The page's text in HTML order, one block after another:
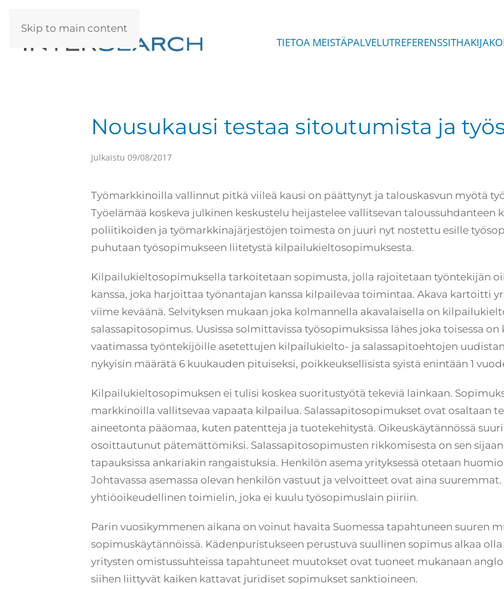
Skip to main content
TIETOA MEISTÄPALVELUTREFERENSSIT
Nousukausi testaa sitoutumista ja
Julkaistu 09/08/2017
Työmarkkinoilla vallinnut pitkä viileä kausi on päättynyt ja talouskasvun myötä
Työelämää koskeva julkinen keskustelu heijastelee vallitsevan taloussuhdanteen
poliitikoiden ja työmarkkinajärjestöjen toimesta on juuri nyt nostettu esille
puhutaan työsopimukseen liitetystä kilpailukieltosopimuksesta.
Kilpailukieltosopimuksella tarkoitetaan sopimusta, jolla rajoitetaan työntekijän
kanssa, joka harjoittaa työnantajan kanssa kilpailevaa toimintaa. Akava kartoitti
viime keväänä. Selvityksen mukaan joka kolmannella akavalaisella on
salassapitosopimus. Uusissa solmittavissa työsopimuksissa lähes joka toisessa
vaatimassa työntekijöille asetettujen kilpailukielto- ja salassapitoehtojen
nykyisin määrätä 6 kuukauden pituiseksi, poikkeuksellisista syistä enintään 1
Kilpailukieltosopimuksen ei tulisi koskea suoritustyötä tekeviä lainkaan.
markkinoilla vallitsevaa vapaata kilpailua. Salassapitosopimukset ovat osaltaan
aineetonta pääomaa, kuten patentteja ja tuotekehitystä. Oikeuskäytännössä
osoittautunut pätemättömiksi. Salassapitosopimusten rikkomisesta on sen
tapauksissa ankariakin rangaistuksia. Henkilön asema yrityksessä otetaan
Johtavassa asemassa olevan henkilön vastuut ja velvoitteet ovat aina
yhtiöoikeudellinen toimielin, joka ei kuulu työsopimuslain piiriin.
Parin vuosikymmenen aikana on voinut havaita Suomessa tapahtuneen suuren
sopimuskäytännöissä. Kädenpuristukseen perustuva suullinen sopimus alkaa
yritysten omistussuhteissa tapahtuneet muutokset ovat tuoneet mukanaan
siihen liittyvät kaiken kattavat juridiset sopimukset sanktioineen.